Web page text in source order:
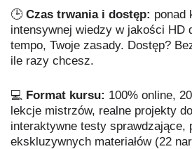
🕒 Czas trwania i dostęp: ponad
intensywnej wiedzy w jakości HD
tempo, Twoje zasady. Dostęp?
ile razy chcesz.
💻 Format kursu: 100% online,
lekcje mistrzów, realne projekty
interaktywne testy sprawdzające,
ekskluzywnych materiałów (22